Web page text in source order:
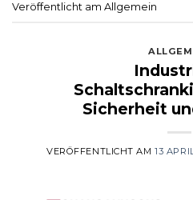
Veröffentlicht am Allgemein
Sicherheit
VERÖFFENTLICHT AM13